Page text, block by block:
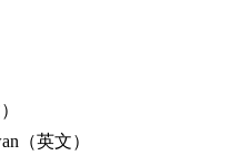
（英文）